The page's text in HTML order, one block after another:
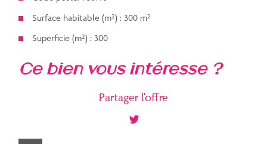
Surface habitable (m²) : 300 m²
Superficie (m²) : 300
la ville de mortain (50140)
ce bien vous intéresse ?
Partager l'offre